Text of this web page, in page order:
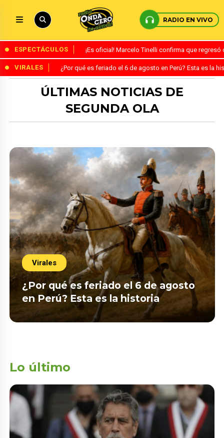
RADIO EN VIVO
ESPECTÁCULOS ¡Es oficial! Marcelo Tinelli confirma que
VIRALES ¿Por qué es feriado el 6 de agosto en Perú? Esta es la
ÚLTIMAS NOTICIAS DE
SEGUNDA OLA
Virales
¿Por qué es feriado el 6 de agosto
en Perú? Esta es la historia
Lo último